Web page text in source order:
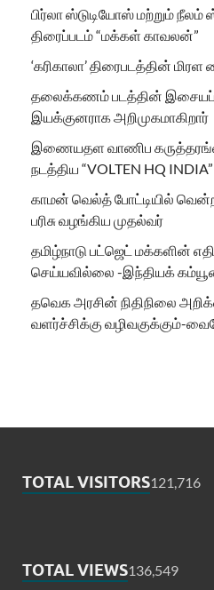
பிர்லா ஸ்டுடியோஸ் மற்றும்
திரைப்படம் “மக்கள் காவலன்”
‘கரிகாலா’ திரைபடத்தின்
தலைக்கணம் படத்தின்
இயக்குனராக அறிமுகமாகிறார்
இணையதள வாணிப
நடத்திய “VOLTEN HQ
காமன் வெல்த் போட்டியில்
பரிசு வழங்கிய முதல்வர்
தமிழ்நாடு பட்ஜெட் மக்களின்
செய்யவில்லை -இந்தியக்
தவெக அரசின் நிதிநிலை
வளர்ச்சிக்கு வழிவகுக்கும்-
TOTAL VISITORS121,716
TOTAL VIEWS136,549